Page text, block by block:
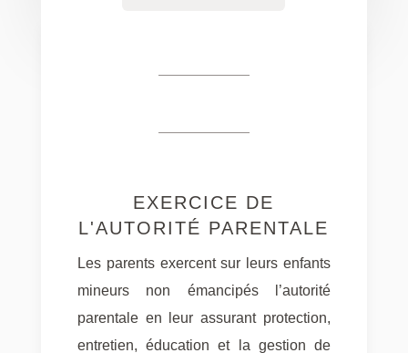
EXERCICE DE
L'AUTORITÉ PARENTALE
Les parents exercent sur leurs enfants
mineurs non émancipés l’autorité
parentale en leur assurant protection,
entretien, éducation et la gestion de